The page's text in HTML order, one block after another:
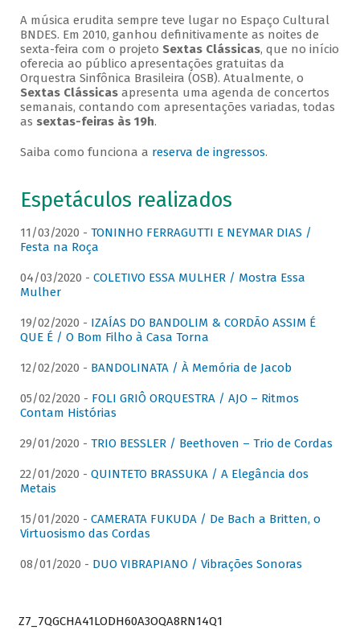
A música erudita sempre teve lugar no Espaço Cultural
BNDES. Em 2010, ganhou definitivamente as noites de
sexta-feira com o projeto Sextas Clássicas, que no início
oferecia ao público apresentações gratuitas da
Orquestra Sinfônica Brasileira (OSB). Atualmente, o
Sextas Clássicasapresenta uma agenda de concertos
semanais, contando com apresentações variadas, todas
as sextas-feiras às 19h.
Saiba como funciona a reserva de ingressos.
Espetáculos realizados
11/03/2020 - TONINHO FERRAGUTTI E NEYMAR DIAS /
Festa na Roça
04/03/2020 - COLETIVO ESSA MULHER / Mostra Essa
Mulher
19/02/2020 - IZAÍAS DO BANDOLIM & CORDÃO ASSIM É
QUE É / O Bom Filho à Casa Torna
12/02/2020 - BANDOLINATA / À Memória de Jacob
05/02/2020 - FOLI GRIÔ ORQUESTRA / AJO – Ritmos
Contam Histórias
29/01/2020 - TRIO BESSLER / Beethoven – Trio de Cordas
22/01/2020 - QUINTETO BRASSUKA / A Elegância dos
Metais
15/01/2020 - CAMERATA FUKUDA / De Bach a Britten, o
Virtuosismo das Cordas
08/01/2020 - DUO VIBRAPIANO / Vibrações Sonoras
Z7_7QGCHA41LODH60A3OQA8RN14Q1